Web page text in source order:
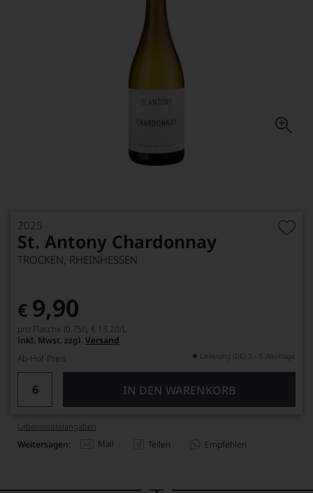
2025
St. Antony Chardonnay
TROCKEN, RHEINHESSEN
€ 9,90
pro Flasche (0.75l), € 13,20/L
inkl. Mwst. zzgl. Versand
Ab-Hof-Preis
Lieferung (DE) 3 - 5 Werktage
IN DEN WARENKORB
Lebensmittel­angaben
Weitersagen: Mail Teilen Empfehlen